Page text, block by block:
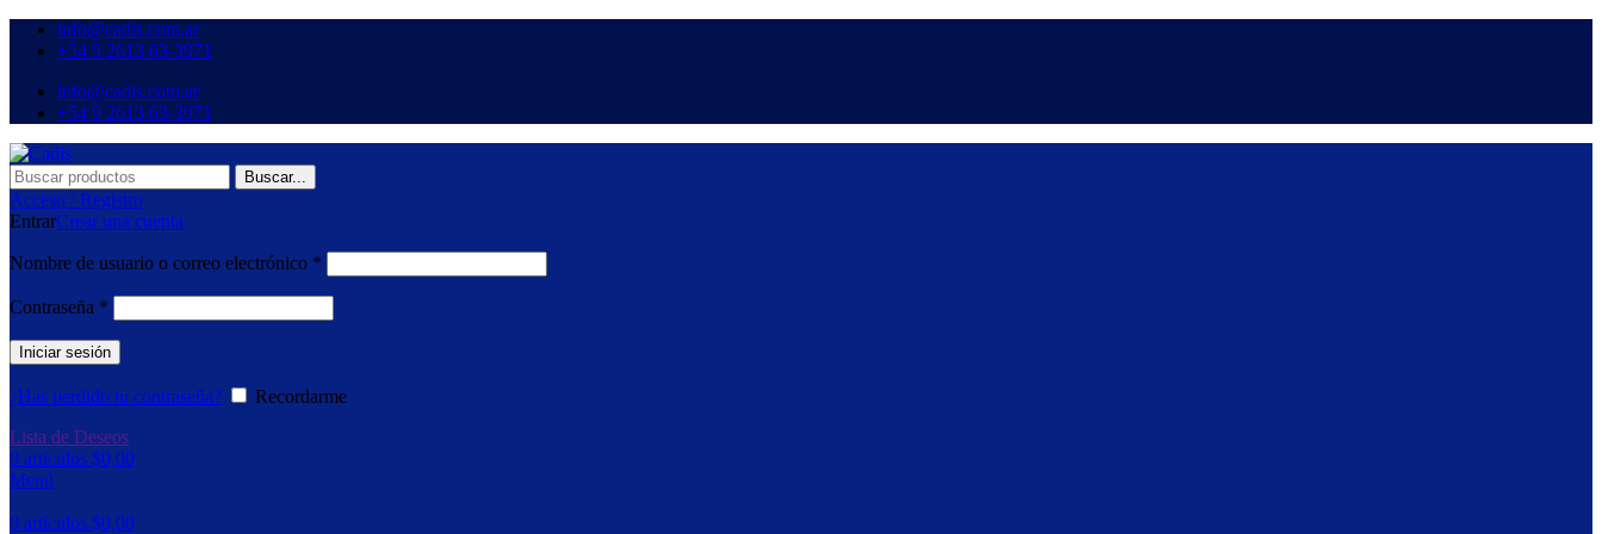
info@cadis.com.ar
‪+54 9 2613 63‑3971‬
info@cadis.com.ar
‪+54 9 2613 63‑3971‬
Buscar...
Acceso / Registro
EntrarCrear una cuenta
Nombre de usuario o correo electrónico *
Contraseña *
Iniciar sesión
¿Has perdido tu contraseña?
Recordarme
Lista de Deseos
0 artículos $0,00
Menú
0 artículos $0,00